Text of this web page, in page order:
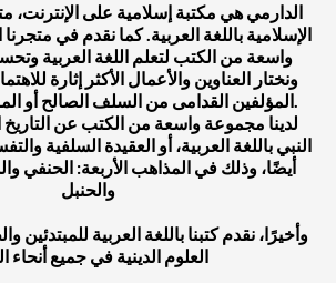
الدارمي هي مكتبة إسلامية على
الإسلامية باللغة العربية. كما نقدم في
واسعة من الكتب لتعلم اللغة العربية
ونختار العناوين والأعمال الأكثر إثارة
المؤلفين القدامى من السلف الصالح أو المؤلفين المعاصرين.
لدينا مجموعة واسعة من الكتب عن التاريخ
النبي باللغة العربية، أو العقيدة السلفية
أيضًا، وذلك في المذاهب الأربعة: الحنفي
والحنبل
العلوم الدينية في جميع أنحاء